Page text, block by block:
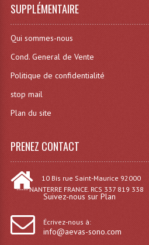
SUPPLÉMENTAIRE
Qui sommes-nous
Cond. General de Vente
Politique de confidentialité
stop mail
Plan du site
PRENEZ CONTACT
10 Bis rue Saint-Maurice 92000
----- NANTERRE FRANCE. RCS 337 819 338
Suivez-nous sur Plan
Écrivez-nous à:
info@aevas-sono.com